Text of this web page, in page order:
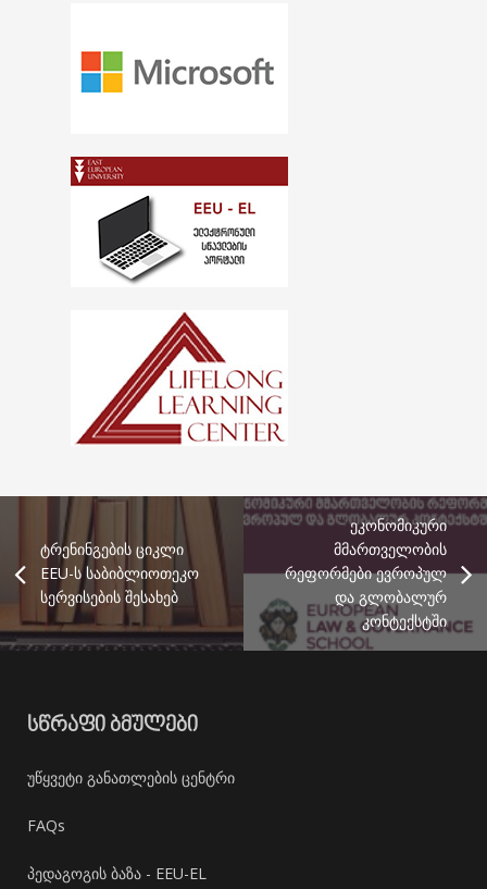
ტრენინგების ციკლი
EEU-ს საბიბლიოთეკო
სერვისების შესახებ
ეკონომიკური
მმართველობის
რეფორმები ევროპულ
და გლობალურ
კონტექსტში
ᲡᲬᲠᲐᲤᲘ ᲑᲛᲣᲚᲔᲑᲘ
უწყვეტი განათლების ცენტრი
FAQs
პედაგოგის ბაზა - EEU-EL